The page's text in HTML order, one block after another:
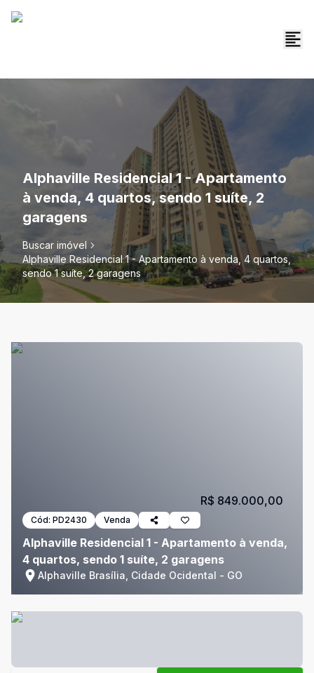
Alphaville Residencial 1 - Apartamento
à venda, 4 quartos, sendo 1 suíte, 2
garagens
Buscar imóvel
Alphaville Residencial 1 - Apartamento à venda, 4 quartos,
sendo 1 suíte, 2 garagens
Cód: PD2430 Venda
Alphaville Residencial 1 - Apartamento à venda,
4 quartos, sendo 1 suíte, 2 garagens
Alphaville Brasília, Cidade Ocidental - GO
R$ 849.000,00